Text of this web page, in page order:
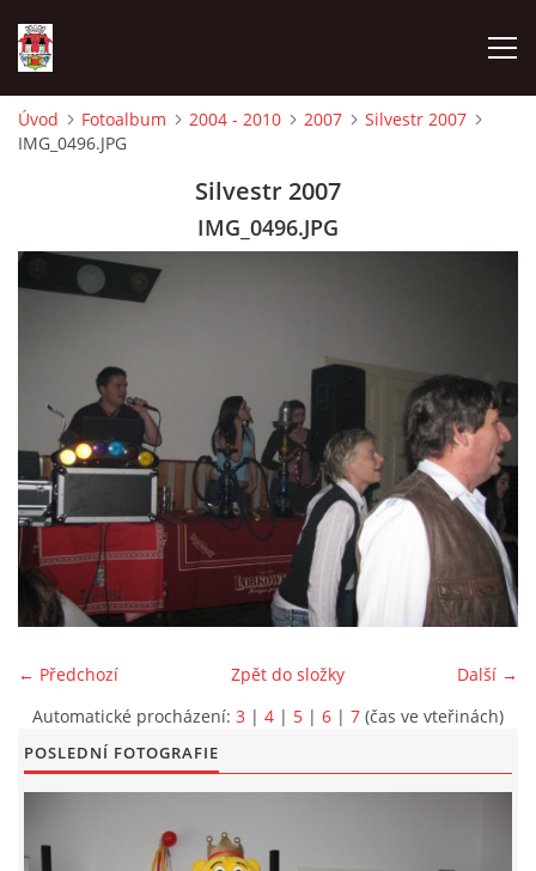
ÚVOD
HASIČI
VIDEA
OBČASNÍK
KONTAKT
© 2026 eStránky.cz |Aktualizováno: 5. 6. 2026|Nahoru ↑
Úvod Fotoalbum 2004 - 2010 2007
Silvestr 2007
IMG_0496.JPG
Silvestr 2007
IMG_0496.JPG
← Předchozí Další →
Zpět do složky
Automatické procházení: 3 | 4 | 5 | 6 | 7 (čas ve vteřinách)
POSLEDNÍ FOTOGRAFIE